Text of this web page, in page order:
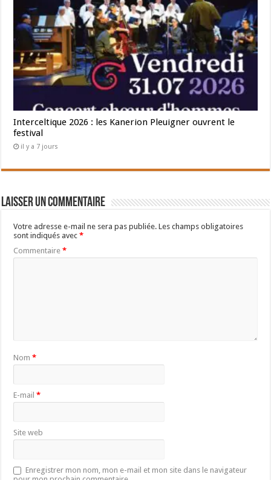
Interceltique 2026 : les Kanerion Pleuigner ouvrent le
festival
il y a 7 jours
Laisser un commentaire
Votre adresse e-mail ne sera pas publiée. Les champs obligatoires
sont indiqués avec*
Commentaire*
Nom*
E-mail*
Site web
Enregistrer mon nom, mon e-mail et mon site dans le navigateur